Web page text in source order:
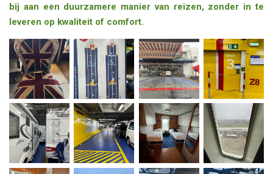
bij aan een duurzamere manier van reizen, zonder in te
leveren op kwaliteit of comfort.